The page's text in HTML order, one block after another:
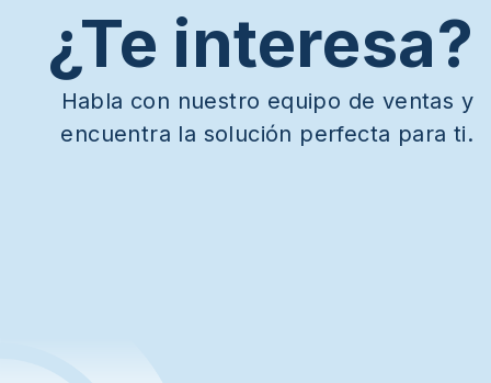
¿Te interesa?
Habla con nuestro equipo de ventas y
encuentra la solución perfecta para ti.